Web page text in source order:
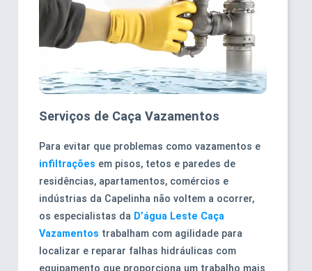
Serviços de Caça Vazamentos
Para evitar que problemas como vazamentos e
infiltrações em pisos, tetos e paredes de
residências, apartamentos, comércios e
indústrias da Capelinha não voltem a ocorrer,
os especialistas da D’água Leste Caça
Vazamentos trabalham com agilidade para
localizar e reparar falhas hidráulicas com
equipamento que proporciona um trabalho mais